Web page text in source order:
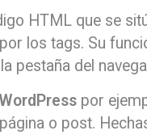
HTML que se
los tags. Su
pestaña del
WordPress por
o post.